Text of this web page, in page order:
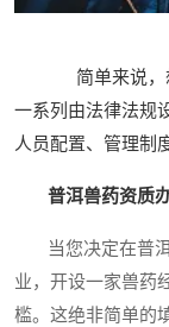
简单来说，
一系列由法律法规
人员配置、管理制
普洱兽药资质
当您决定在普洱
业，开设一家兽药
槛。这绝非简单的